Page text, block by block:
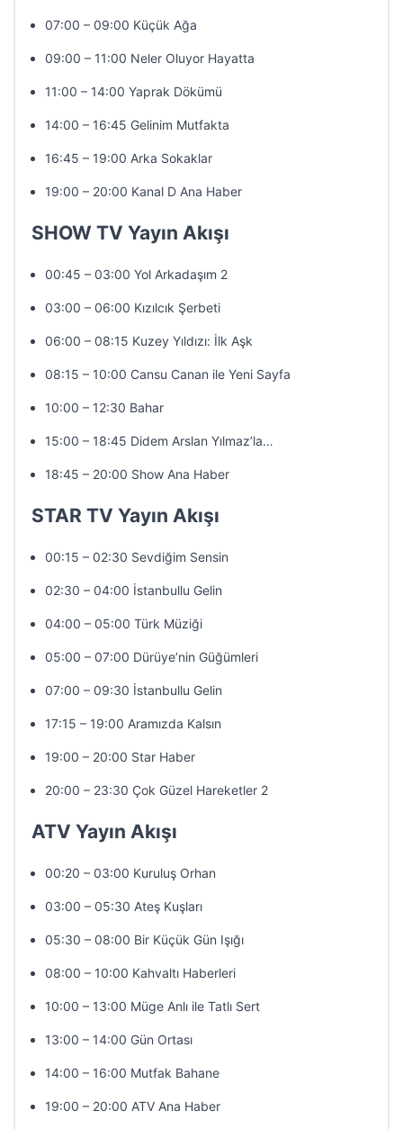
07:00 – 09:00 Küçük Ağa
09:00 – 11:00 Neler Oluyor Hayatta
11:00 – 14:00 Yaprak Dökümü
14:00 – 16:45 Gelinim Mutfakta
16:45 – 19:00 Arka Sokaklar
19:00 – 20:00 Kanal D Ana Haber
SHOW TV Yayın Akışı
00:45 – 03:00 Yol Arkadaşım 2
03:00 – 06:00 Kızılcık Şerbeti
06:00 – 08:15 Kuzey Yıldızı: İlk Aşk
08:15 – 10:00 Cansu Canan ile Yeni Sayfa
10:00 – 12:30 Bahar
15:00 – 18:45 Didem Arslan Yılmaz’la…
18:45 – 20:00 Show Ana Haber
STAR TV Yayın Akışı
00:15 – 02:30 Sevdiğim Sensin
02:30 – 04:00 İstanbullu Gelin
04:00 – 05:00 Türk Müziği
05:00 – 07:00 Dürüye’nin Güğümleri
07:00 – 09:30 İstanbullu Gelin
17:15 – 19:00 Aramızda Kalsın
19:00 – 20:00 Star Haber
20:00 – 23:30 Çok Güzel Hareketler 2
ATV Yayın Akışı
00:20 – 03:00 Kuruluş Orhan
03:00 – 05:30 Ateş Kuşları
05:30 – 08:00 Bir Küçük Gün Işığı
08:00 – 10:00 Kahvaltı Haberleri
10:00 – 13:00 Müge Anlı ile Tatlı Sert
13:00 – 14:00 Gün Ortası
14:00 – 16:00 Mutfak Bahane
19:00 – 20:00 ATV Ana Haber